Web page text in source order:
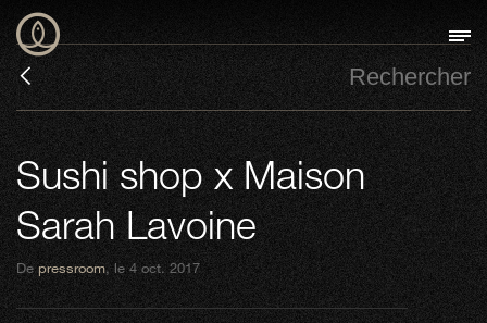
Sushi shop x Maison
Sarah Lavoine
Depressroom, le 4 oct. 2017